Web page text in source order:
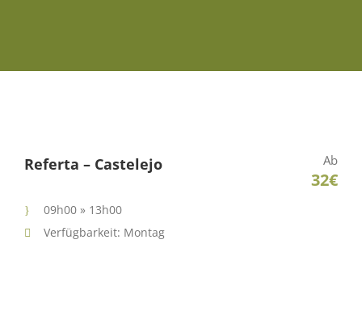
Referta – Castelejo Ab
32€
09h00 » 13h00
Verfügbarkeit: Montag